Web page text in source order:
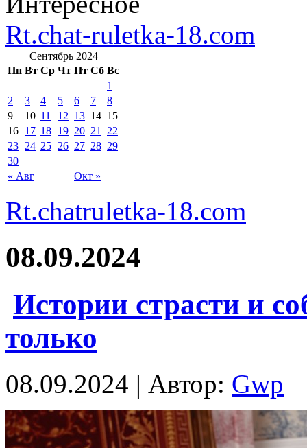
Rt.chat-ruletka-18.com
Сентябрь 2024
Пн Вт Ср Чт Пт Сб Вс
« Авг Окт »
1
2
3 4 5 6 7
8
9
10 11 12 13 14 15
16 17 18 19 20 21
22
23 24 25 26 27 28 29
30
Rt.chatruletka-18.com
08.09.2024
Истории страсти и
только
08.09.2024 | Автор: Gwp